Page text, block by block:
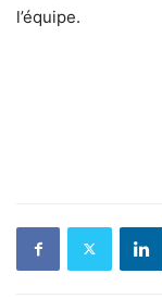
l’équipe.